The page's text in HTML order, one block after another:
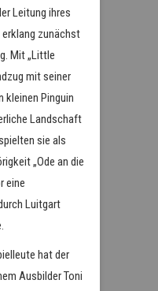
Leitung ihres
zunächst
Mit „Little
mit seiner
kleinen Pinguin
Landschaft
sie als
„Ode an die
eine
Luitgart
hat der
Ausbilder Toni